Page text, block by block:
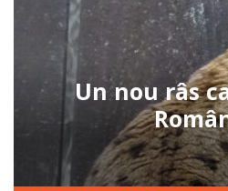
Un nou râs